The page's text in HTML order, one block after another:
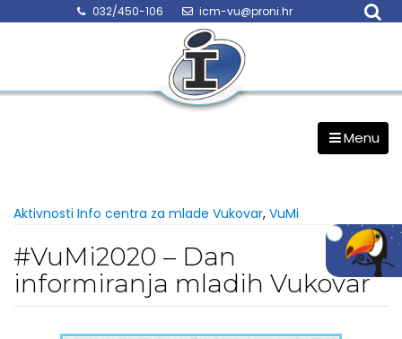
032/450-106 icm-vu@proni.hr
Menu
Aktivnosti Info centra za mlade Vukovar, VuMi
#VuMi2020 – Dan
informiranja mladih Vukovar